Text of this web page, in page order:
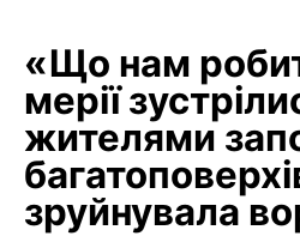
«Що нам
мерії
жителями
зруйнувала